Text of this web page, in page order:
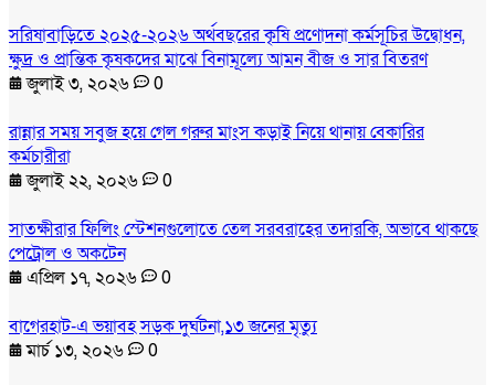
সরিষাবাড়িতে ২০২৫-২০২৬ অর্থবছরের কৃষি প্রণোদনা কর্মসূচির উদ্বোধন,
ক্ষুদ্র ও প্রান্তিক কৃষকদের মাঝে বিনামূল্যে আমন বীজ ও সার বিতরণ
জুলাই ৩, ২০২৬
0
রান্নার সময় সবুজ হয়ে গেল গরুর মাংস কড়াই নিয়ে থানায় বেকারির
কর্মচারীরা
জুলাই ২২, ২০২৬
0
সাতক্ষীরার ফিলিং স্টেশনগুলোতে তেল সরবরাহের তদারকি, অভাবে থাকছে
পেট্রোল ও অকটেন
এপ্রিল ১৭, ২০২৬
0
বাগেরহাট-এ ভয়াবহ সড়ক দুর্ঘটনা,১৩ জনের মৃত্যু
মার্চ ১৩, ২০২৬
0